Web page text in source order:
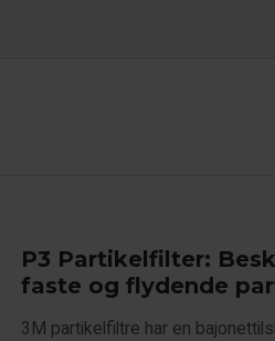
P3 Partikelfilter:
faste og flydende
3M partikelfiltre har en